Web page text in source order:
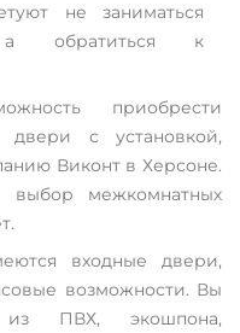
не заниматься
а обратиться к
приобрести
двери с установкой,
Виконт в Херсоне.
выбор межкомнатных
входные двери,
возможности. Вы
ПВХ, экошпона,